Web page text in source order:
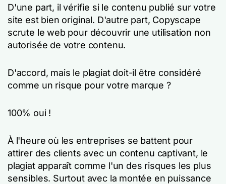
D'une part, il vérifie si le contenu publié sur votre
site est bien original. D'autre part, Copyscape
scrute le web pour découvrir une utilisation non
autorisée de votre contenu.
D'accord, mais le plagiat doit-il être considéré
comme un risque pour votre marque ?
100% oui !
À l'heure où les entreprises se battent pour
attirer des clients avec un contenu captivant, le
plagiat apparaît comme l'un des risques les plus
sensibles. Surtout avec la montée en puissance